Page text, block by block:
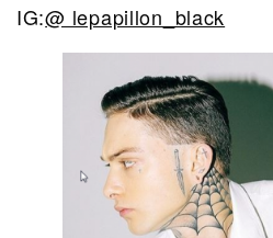
IG:@ lepapillon_black